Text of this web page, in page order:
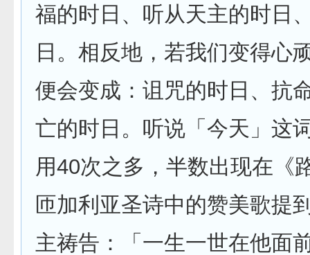
福的时日、听从天主的时日
日。相反地，若我们变得心
便会变成：诅咒的时日、抗
亡的时日。听说「今天」这
用40次之多，半数出现在《
匝加利亚圣诗中的赞美歌提
主祷告：「一生一世在他面